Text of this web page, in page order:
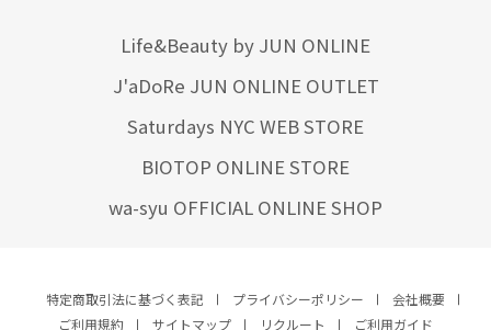
Life&Beauty by JUN ONLINE
J'aDoRe JUN ONLINE OUTLET
Saturdays NYC WEB STORE
BIOTOP ONLINE STORE
wa-syu OFFICIAL ONLINE SHOP
特定商取引法に基づく表記 プライバシーポリシー
会社概要
ご利用規約
サイトマップ リクルート ご利用ガイド